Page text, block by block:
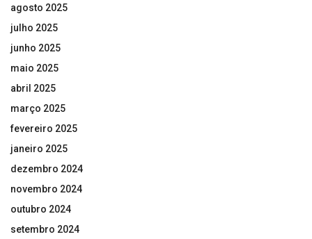
agosto 2025
julho 2025
junho 2025
maio 2025
abril 2025
março 2025
fevereiro 2025
janeiro 2025
dezembro 2024
novembro 2024
outubro 2024
setembro 2024